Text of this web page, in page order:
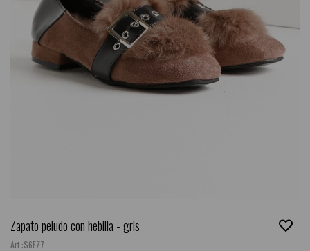
Zapato peludo con hebilla - gris
S6FZ7